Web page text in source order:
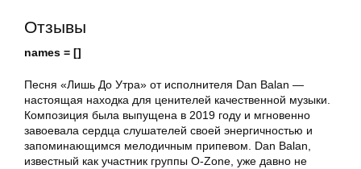
Отзывы
names = []
Песня «Лишь До Утра» от исполнителя Dan Balan —
настоящая находка для ценителей качественной музыки.
Композиция была выпущена в 2019 году и мгновенно
завоевала сердца слушателей своей энергичностью и
запоминающимся мелодичным припевом. Dan Balan,
известный как участник группы O-Zone, уже давно не